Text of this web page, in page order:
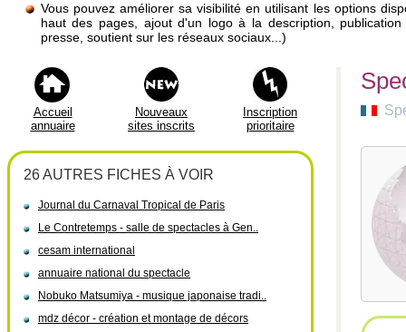
Vous pouvez améliorer sa visibilité en utilisant les options
haut des pages, ajout d'un logo à la description,
presse, soutient sur les réseaux sociaux...)
Accueil
annuaire
Nouveaux
sites inscrits
Inscription
prioritaire
26 AUTRES FICHES À VOIR
Journal du Carnaval Tropical de Paris
Le Contretemps - salle de spectacles à Gen..
cesam international
annuaire national du spectacle
Nobuko Matsumiya - musique japonaise tradi..
mdz décor - création et montage de décors